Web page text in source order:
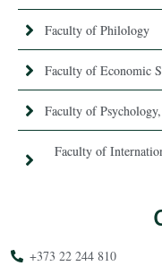
Faculty of Philology
Faculty of Economic
Faculty of
Faculty of
+373 22 244 810